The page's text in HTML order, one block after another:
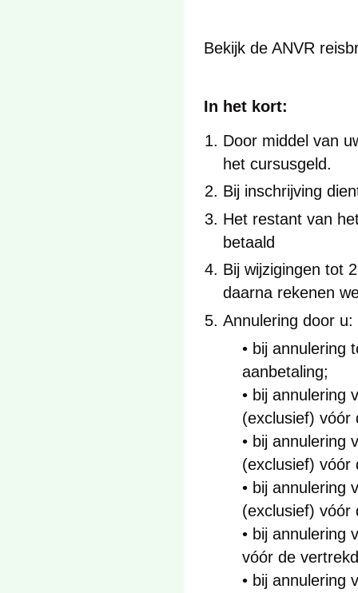
Bekijk de ANVR
In het kort:
Door middel van
het cursusgeld.
Bij inschrijving
Het restant van
betaald
Bij wijzigingen tot
daarna rekenen
Annulering door u:
• bij annulering
aanbetaling;
• bij annulering
(exclusief) vóór
• bij annulering
(exclusief) vóór
• bij annulering
(exclusief) vóór
• bij annulering
vóór de
• bij annulering